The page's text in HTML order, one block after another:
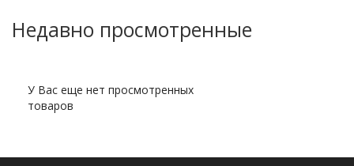
Недавно просмотренные
У Вас еще нет просмотренных
товаров